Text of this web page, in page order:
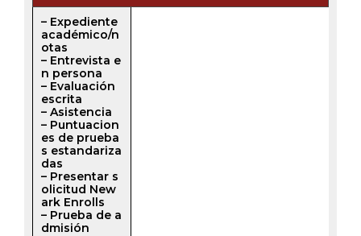
– Expediente
académico/n
otas
– Entrevista e
n persona
– Evaluación
escrita
– Asistencia
– Puntuacion
es de prueba
s estandariza
das
– Presentar s
olicitud New
ark Enrolls
– Prueba de a
dmisión